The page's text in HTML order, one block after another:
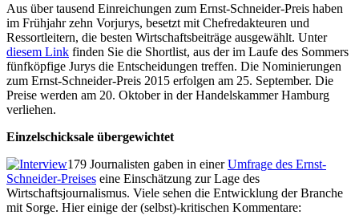
Aus über tausend Einreichungen zum Ernst-Schneider-Preis haben
im Frühjahr zehn Vorjurys, besetzt mit Chefredakteuren und
Ressortleitern, die besten Wirtschaftsbei­trä­ge ausgewählt. Unter
diesem Link finden Sie die Shortlist, aus der im Laufe des Sommers
fünfköpfige Jurys die Entscheidungen treffen. Die Nominierungen
zum Ernst-Schneider-Preis 2015 erfolgen am 25. September. Die
Preise werden am 20. Oktober in der Handelskammer Hamburg
verliehen.
Einzelschicksale übergewichtet
179 Journalisten gaben in einerUmfrage des Ernst-
Schneider-Preises eine Einschätzung zur Lage des
Wirtschaftsjournalismus. Viele sehen die Entwicklung der Branche
mit Sorge. Hier einige der (selbst)-kritischen Kommentare: